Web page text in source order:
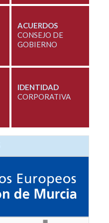
ACUERDOS
CONSEJO DE
GOBIERNO
IDENTIDAD
CORPORATIVA